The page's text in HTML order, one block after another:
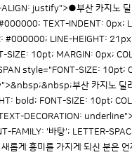
justify">●부산 카지노 딜
TEXT-INDENT: 0px;
LINE-HEIGHT:
10pt; MARGIN: 0px;
style="FONT-SIZE: 10pt;
부산 카지노 딜
bold; FONT-SIZE: 10pt;
DECORATION:
'바탕'; LETTER-
롭게 흥미를 가지게 되신 분은